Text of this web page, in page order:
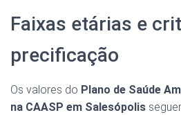
Faixas etárias e
precificação
Os valores do Plano de Saúde
na CAASP em Salesópolis